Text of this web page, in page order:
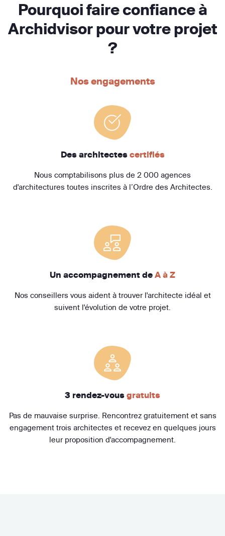
Pourquoi faire confiance à
Archidvisor pour votre projet
?
Nos engagements
Des architectes certifiés
Nous comptabilisons plus de 2 000 agences
d'architectures toutes inscrites à l’Ordre des Architectes.
Un accompagnement de A à Z
Nos conseillers vous aident à trouver l'architecte idéal et
suivent l'évolution de votre projet.
3 rendez-vous gratuits
Pas de mauvaise surprise. Rencontrez gratuitement et sans
engagement trois architectes et recevez en quelques jours
leur proposition d'accompagnement.